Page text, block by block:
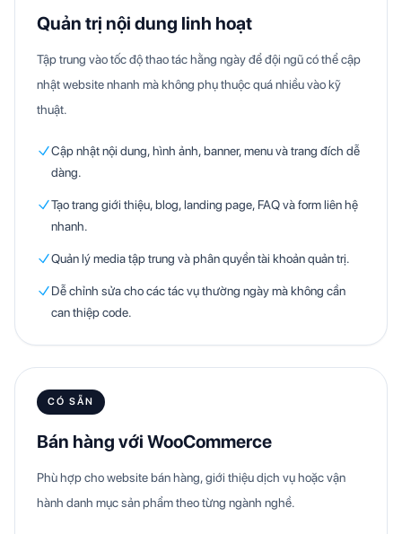
Quản trị nội dung linh hoạt
Tập trung vào tốc độ thao tác hằng ngày để đội ngũ có thể cập
nhật website nhanh mà không phụ thuộc quá nhiều vào kỹ
thuật.
Cập nhật nội dung, hình ảnh, banner, menu và trang đích dễ
dàng.
Tạo trang giới thiệu, blog, landing page, FAQ và form liên hệ
nhanh.
Quản lý media tập trung và phân quyền tài khoản quản trị.
Dễ chỉnh sửa cho các tác vụ thường ngày mà không cần
can thiệp code.
CÓ SẴN
Bán hàng với WooCommerce
Phù hợp cho website bán hàng, giới thiệu dịch vụ hoặc vận
hành danh mục sản phẩm theo từng ngành nghề.